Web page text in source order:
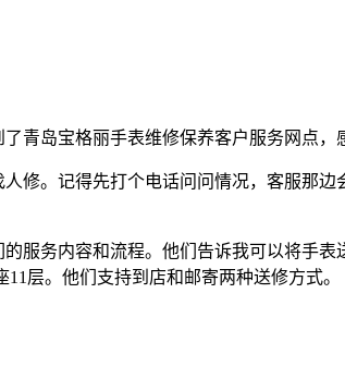
青岛宝格丽手表维修保养客户服务网点，
修。记得先打个电话问问情况，客服那
服务内容和流程。他们告诉我可以将手
层。他们支持到店和邮寄两种送修方式。